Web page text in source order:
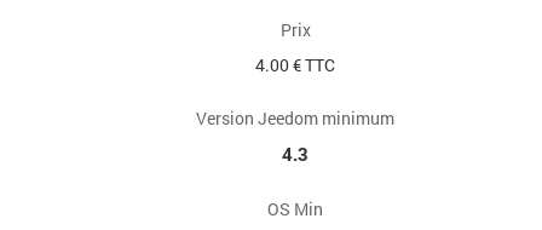
Prix
4.00 € TTC
Version Jeedom minimum
4.3
OS Min